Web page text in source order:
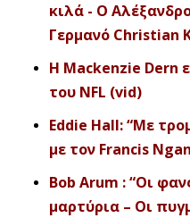
κιλά - Ο
Γερμανό Christian
H Mackenzie Dern
του NFL (vid)
Eddie Hall: “Με
με τον Francis
Bob Arum : “Οι
μαρτύρια – Οι